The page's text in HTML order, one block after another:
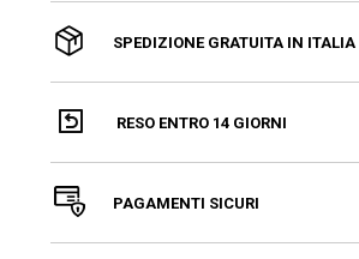
SPEDIZIONE GRATUITA IN ITALIA
RESO ENTRO 14 GIORNI
PAGAMENTI SICURI